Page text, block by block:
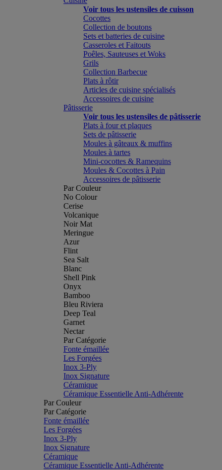
Voir tous les ustensiles de cuisson
Cocottes
Collection de boutons
Sets et batteries de cuisine
Casseroles et Faitouts
Poêles, Sauteuses et Woks
Grils
Collection Barbecue
Plats à rôtir
Articles de cuisine spécialisés
Accessoires de cuisine
Pâtisserie
Voir tous les ustensiles de pâtisserie
Plats à four et plaques
Sets de pâtisserie
Moules à gâteaux & muffins
Moules à tartes
Mini-cocottes & Ramequins
Moules & Cocottes à Pain
Accessoires de pâtisserie
Par Couleur
No Colour
Cerise
Volcanique
Noir Mat
Meringue
Azur
Flint
Sea Salt
Blanc
Shell Pink
Onyx
Bamboo
Bleu Riviera
Deep Teal
Garnet
Nectar
Par Catégorie
Fonte émaillée
Les Forgées
Inox 3-Ply
Inox Signature
Céramique
Céramique Essentielle Anti-Adhérente
Par Couleur
Par Catégorie
Fonte émaillée
Les Forgées
Inox 3-Ply
Inox Signature
Céramique
Céramique Essentielle Anti-Adhérente